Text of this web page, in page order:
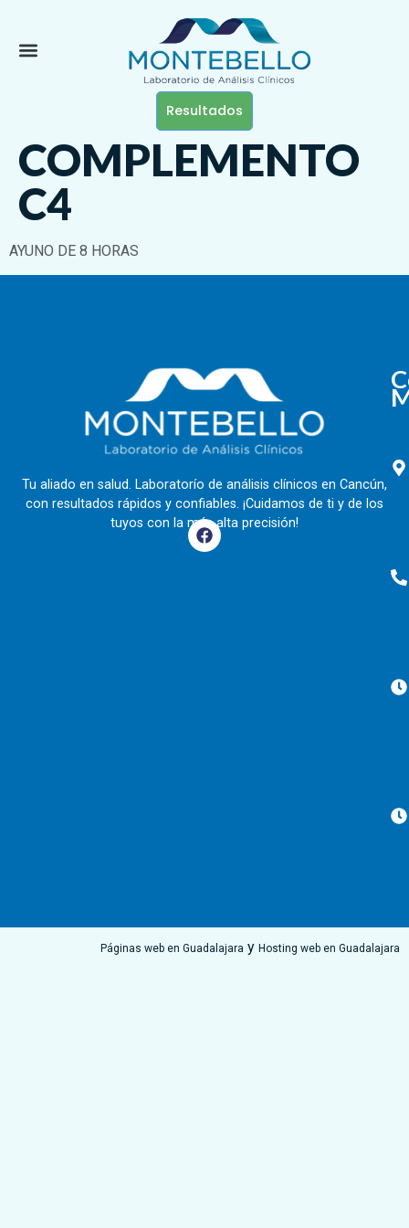
Resultados
COMPLEMENTO
C4
AYUNO DE 8 HORAS
Tu aliado en salud. Laboratorío de análisis clínicos en Cancún,
con resultados rápidos y confiables. ¡Cuidamos de ti y de los
tuyos con la más alta precisión!
Páginas web en Guadalajara y Hosting web en Guadalajara